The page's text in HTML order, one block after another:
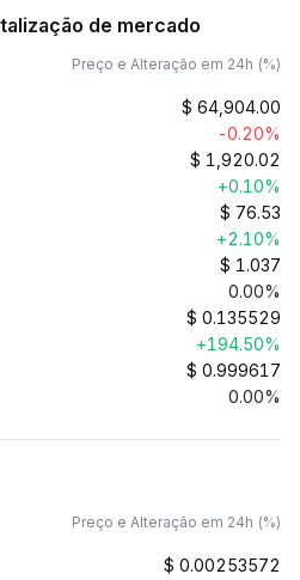
de mercado
Preço e Alteração em 24h (%)
$ 64,904.00
-0.20%
$ 1,920.02
+0.10%
$ 76.53
+2.10%
$ 1.037
0.00%
$ 0.135529
+194.50%
$ 0.999617
0.00%
Preço e Alteração em 24h (%)
$ 0.00253572